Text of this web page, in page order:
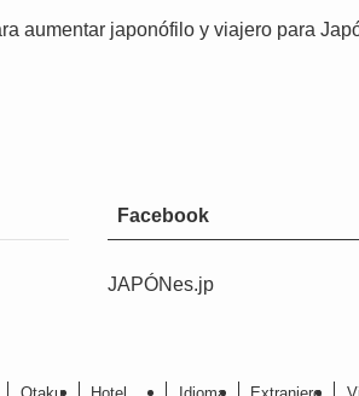
aumentar japonófilo y viajero para
Facebook
JAPÓNes.jp